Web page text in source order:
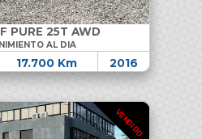
PURE 25T AWD
AL DIA
17.700 Km 2016
VENDIDO